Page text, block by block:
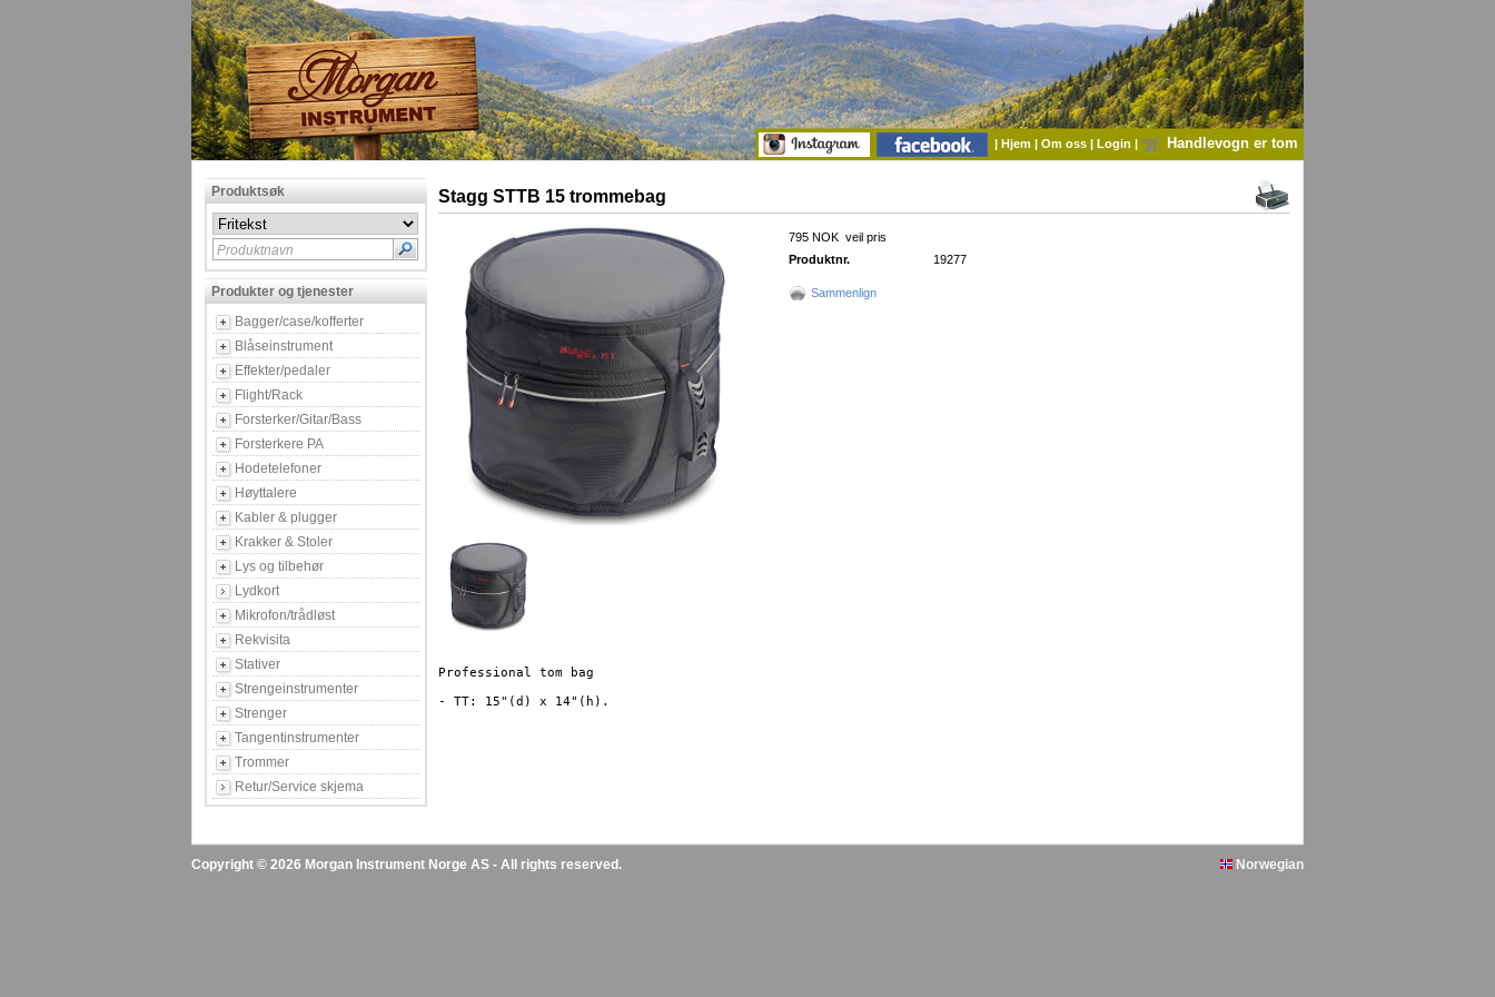
| Hjem | Om oss | Login | Handlevogn er tom
Produktsøk
Produktnavn
Produkter og tjenester
Bagger/case/kofferter
Blåseinstrument
Effekter/pedaler
Flight/Rack
Forsterker/Gitar/Bass
Forsterkere PA
Hodetelefoner
Høyttalere
Kabler & plugger
Krakker & Stoler
Lys og tilbehør
Lydkort
Mikrofon/trådløst
Rekvisita
Stativer
Strengeinstrumenter
Strenger
Tangentinstrumenter
Trommer
Retur/Service skjema
Stagg STTB 15 trommebag
795 NOK veil pris
Produktnr.
19277
Sammenlign
Professional tom bag
Copyright © 2026 Morgan Instrument Norge AS - All rights reserved. Norwegian